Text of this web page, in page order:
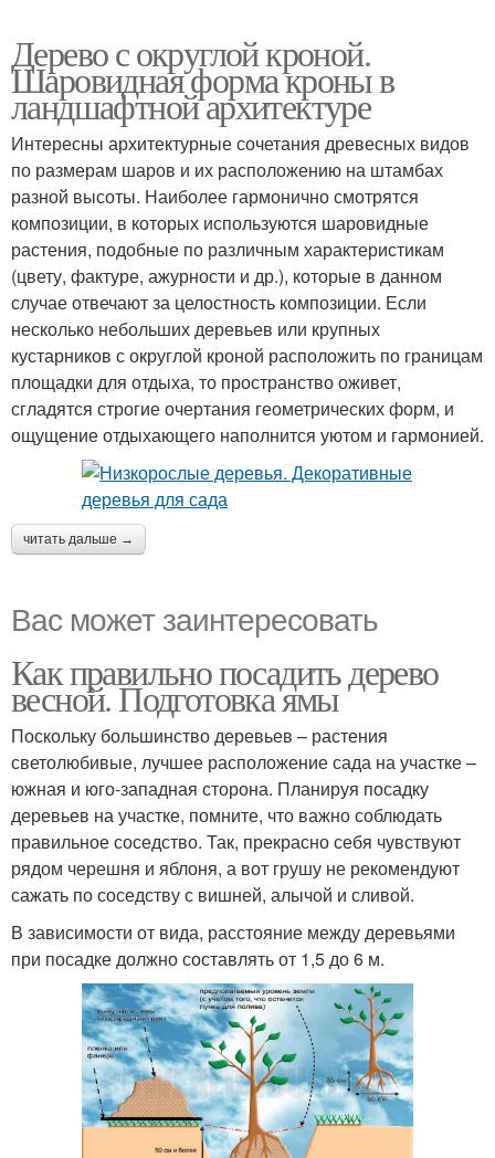
Дерево с округлой кроной.
Шаровидная форма кроны в
ландшафтной архитектуре
Интересны архитектурные сочетания древесных видов
по размерам шаров и их расположению на штамбах
разной высоты. Наиболее гармонично смотрятся
композиции, в которых используются шаровидные
растения, подобные по различным характеристикам
(цвету, фактуре, ажурности и др.), которые в данном
случае отвечают за целостность композиции. Если
несколько небольших деревьев или крупных
кустарников с округлой кроной расположить по границам
площадки для отдыха, то пространство оживет,
сгладятся строгие очертания геометрических форм, и
ощущение отдыхающего наполнится уютом и гармонией.
читать дальше →
Вас может заинтересовать
Как правильно посадить дерево
весной. Подготовка ямы
Поскольку большинство деревьев – растения
светолюбивые, лучшее расположение сада на участке –
южная и юго-западная сторона. Планируя посадку
деревьев на участке, помните, что важно соблюдать
правильное соседство. Так, прекрасно себя чувствуют
рядом черешня и яблоня, а вот грушу не рекомендуют
сажать по соседству с вишней, алычой и сливой.
В зависимости от вида, расстояние между деревьями
при посадке должно составлять от 1,5 до 6 м.